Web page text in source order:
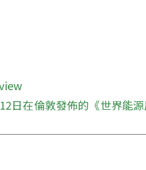
日在倫敦發佈的《世界能